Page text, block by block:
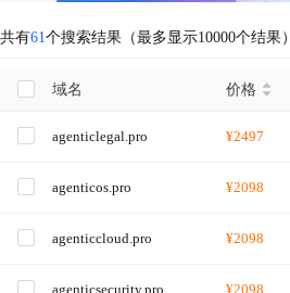
共有61个搜索结果（最多显示10000个结果）
域名 价格
agenticlegal.pro ¥2497
agenticos.pro ¥2098
agenticcloud.pro ¥2098
agenticsecurity.pro ¥2098